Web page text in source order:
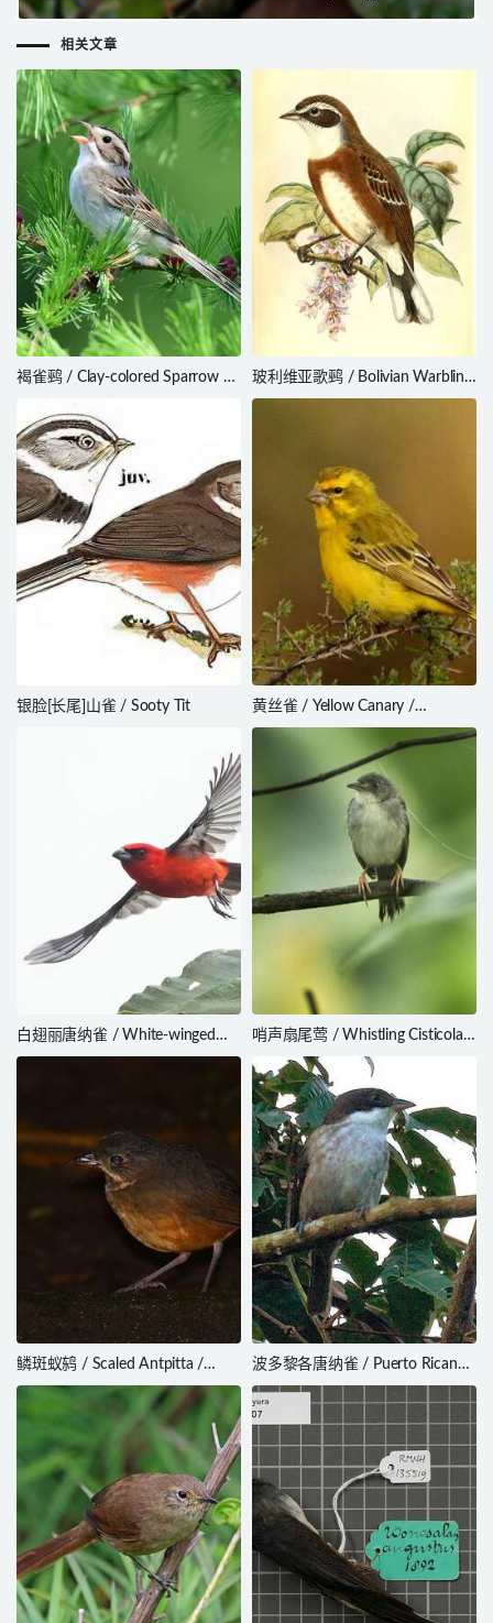
coronata
相关文章
褐雀鹀 / Clay-colored Sparrow /
玻利维亚歌鹀 / Bolivian Warbling
Finch / Poospiza boliviana
银脸[长尾]山雀 / Sooty Tit
黄丝雀 / Yellow Canary /
Crithagra flaviventris
白翅丽唐纳雀 / White-winged
Tanager / Piranga leucoptera
哨声扇尾莺 / Whistling Cisticola /
Cisticola lateralis
鳞斑蚁鸫 / Scaled Antpitta /
Grallaria guatimalensis
波多黎各唐纳雀 / Puerto Rican
Tanager / Nesospingus
speculiferus